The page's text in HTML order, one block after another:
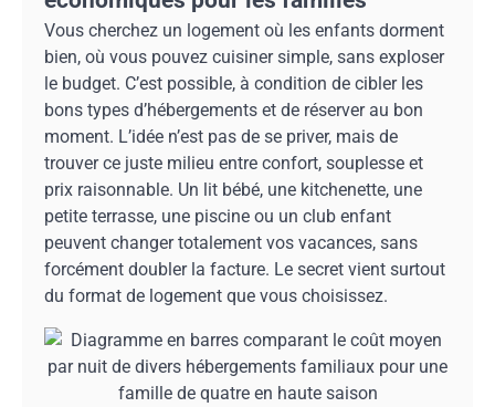
Vous cherchez un logement où les enfants dorment
bien, où vous pouvez cuisiner simple, sans exploser
le budget. C’est possible, à condition de cibler les
bons types d’hébergements et de réserver au bon
moment. L’idée n’est pas de se priver, mais de
trouver ce juste milieu entre confort, souplesse et
prix raisonnable. Un lit bébé, une kitchenette, une
petite terrasse, une piscine ou un club enfant
peuvent changer totalement vos vacances, sans
forcément doubler la facture. Le secret vient surtout
du format de logement que vous choisissez.